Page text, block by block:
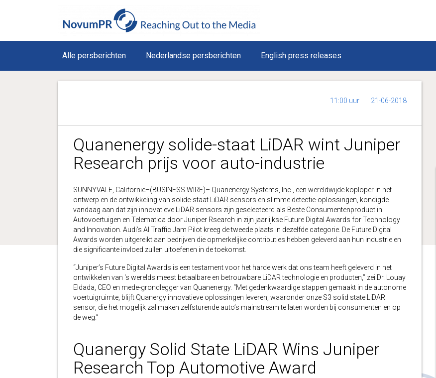
Alle persberichten Nederlandse persberichten English press releases
11:00 uur 21-06-2018
Quanenergy solide-staat LiDAR wint Juniper
Research prijs voor auto-industrie
SUNNYVALE, Californië–(BUSINESS WIRE)– Quanenergy Systems, Inc., een wereldwijde koploper in het
ontwerp en de ontwikkeling van solide-staat LiDAR sensors en slimme detectie-oplossingen, kondigde
vandaag aan dat zijn innovatieve LiDAR sensors zijn geselecteerd als Beste Consumentenproduct in
Autovoertuigen en Telematica door Juniper Rsearch in zijn jaarlijkse Future Digital Awards for Technology
and Innovation. Audi’s AI Traffic Jam Pilot kreeg de tweede plaats in dezelfde categorie. De Future Digital
Awards worden uitgereikt aan bedrijven die opmerkelijke contributies hebben geleverd aan hun industrie en
die significante invloed zullen uitoefenen in de toekomst.
“Juniper’s Future Digital Awards is een testament voor het harde werk dat ons team heeft geleverd in het
ontwikkelen van ‘s werelds meest betaalbare en betrouwbare LiDAR technologie en producten,” zei Dr. Louay
Eldada, CEO en mede-grondlegger van Quanenergy. “Met gedenkwaardige stappen gemaakt in de autonome
voertuigruimte, blijft Quanergy innovatieve oplossingen leveren, waaronder onze S3 solid state LiDAR
sensor, die het mogelijk zal maken zelfsturende auto’s mainstream te laten worden bij consumenten en op
de weg.”
Quanergy Solid State LiDAR Wins Juniper
Research Top Automotive Award